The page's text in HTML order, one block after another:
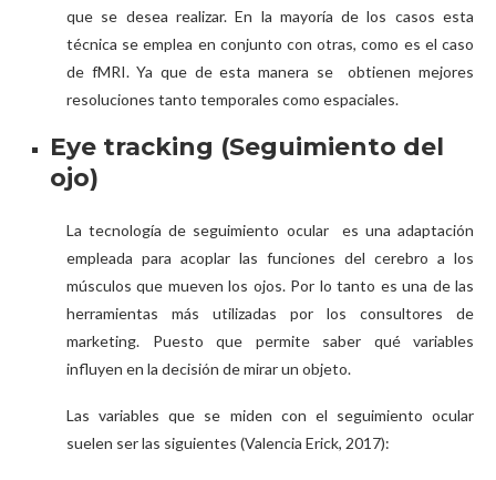
que se desea realizar. En la mayoría de los casos esta
técnica se emplea en conjunto con otras, como es el caso
de fMRI. Ya que de esta manera se obtienen mejores
resoluciones tanto temporales como espaciales.
Eye tracking (Seguimiento del
ojo)
La tecnología de seguimiento ocular es una adaptación
empleada para acoplar las funciones del cerebro a los
músculos que mueven los ojos. Por lo tanto es una de las
herramientas más utilizadas por los consultores de
marketing. Puesto que permite saber qué variables
influyen en la decisión de mirar un objeto.
Las variables que se miden con el seguimiento ocular
suelen ser las siguientes (Valencia Erick, 2017):